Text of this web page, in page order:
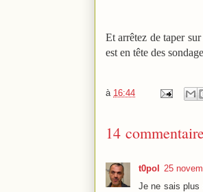
Et arrêtez de taper
est en tête des
à 16:44
14
t0pol 25
Je ne sais plus